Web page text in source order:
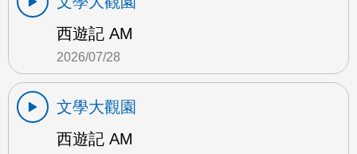
西遊記 AM
2026/07/28
文學大觀園
西遊記 AM